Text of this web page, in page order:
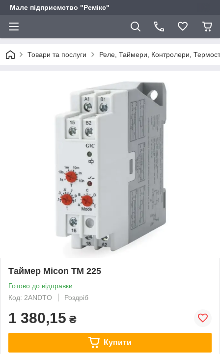
Мале підприємство "Ремікс"
Товари та послуги Реле, Таймери, Контролери,
Таймер Micon TM 225
Готово до відправки
Код: 2ANDTO
Роздріб
1 380,15 ₴
Купити